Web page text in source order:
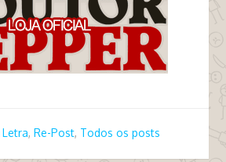
, Re-Post, Todos os posts